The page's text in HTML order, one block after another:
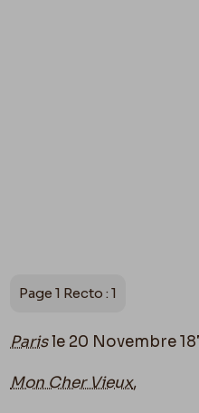
Page 1 Recto : 1
Parisle 20 Novembre
Mon Cher Vieux,